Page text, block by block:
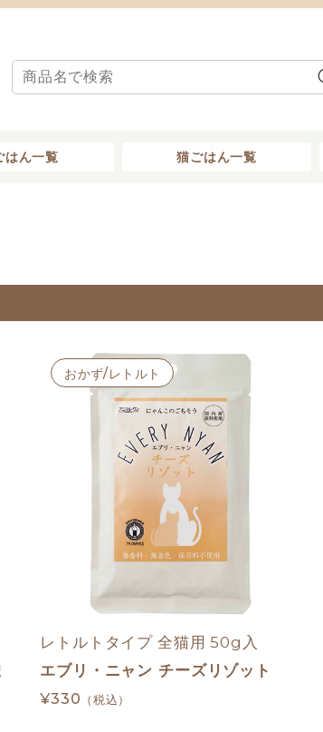
はん一覧 猫ごはん一覧
おかず/レトルト
レトルトタイプ 全猫用 50g入
エブリ・ニャン チーズリゾット
¥330 （税込）